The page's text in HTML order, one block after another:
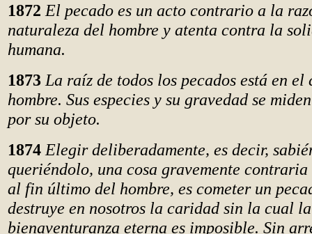
1872 El pecado es un acto contrario a la
naturaleza del hombre y atenta contra la
humana.
1873 La raíz de todos los pecados está en el
hombre. Sus especies y su gravedad se
por su objeto.
1874 Elegir deliberadamente, es decir,
queriéndolo, una cosa gravemente
al fin último del hombre, es cometer un
destruye en nosotros la caridad sin la cual la
bienaventuranza eterna es imposible. Sin